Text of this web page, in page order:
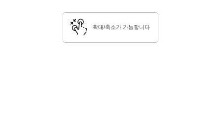
확대/축소가 가능합니다